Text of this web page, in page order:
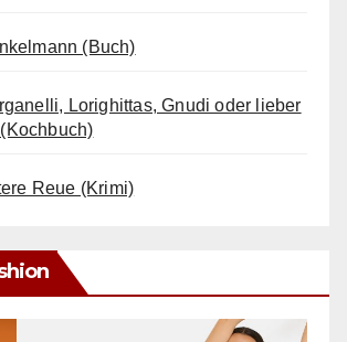
(Buch)
Lorighittas, Gnudi oder lieber
Reue (Krimi)